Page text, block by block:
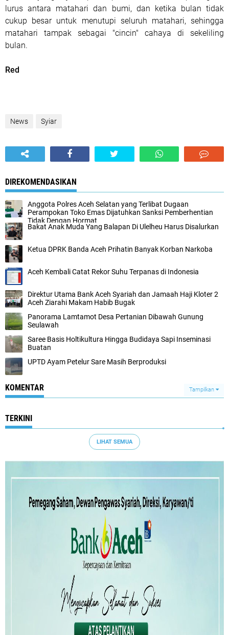
lurus antara matahari dan bumi, dan ketika bulan tidak
cukup besar untuk menutupi seluruh matahari, sehingga
matahari tampak sebagai "cincin" cahaya di sekeliling
bulan.
Red
News Syiar
DIREKOMENDASIKAN
Anggota Polres Aceh Selatan yang Terlibat Dugaan
Perampokan Toko Emas Dijatuhkan Sanksi Pemberhentian
Tidak Dengan Hormat
Bakat Anak Muda Yang Balapan Di Ulelheu Harus Disalurkan
Ketua DPRK Banda Aceh Prihatin Banyak Korban Narkoba
Aceh Kembali Catat Rekor Suhu Terpanas di Indonesia
Direktur Utama Bank Aceh Syariah dan Jamaah Haji Kloter 2
Aceh Ziarahi Makam Habib Bugak
Panorama Lamtamot Desa Pertanian Dibawah Gunung
Seulawah
Saree Basis Holtikultura Hingga Budidaya Sapi Inseminasi
Buatan
UPTD Ayam Petelur Sare Masih Berproduksi
KOMENTAR Tampilkan
TERKINI
LIHAT SEMUA